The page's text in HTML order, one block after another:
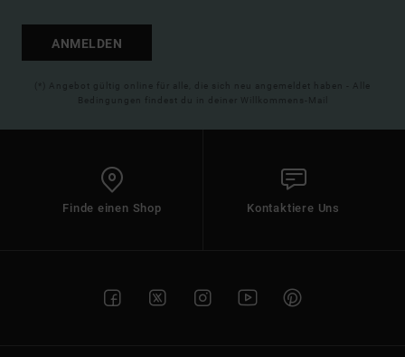
ANMELDEN
(*) Angebot gültig online für alle, die sich neu angemeldet haben - Alle
Bedingungen findest du in deiner Willkommens-Mail
Finde einen Shop Kontaktiere Uns